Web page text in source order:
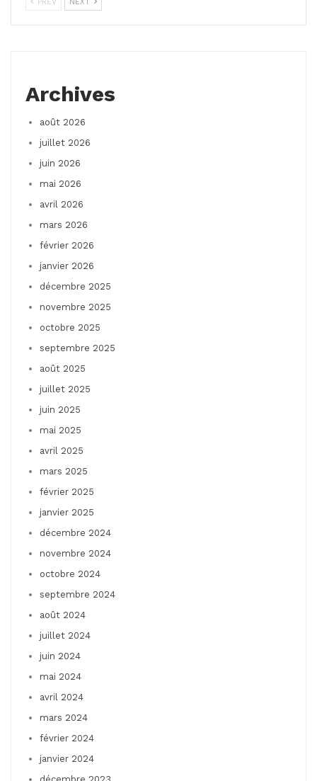
PREV NEXT
Archives
août 2026
juillet 2026
juin 2026
mai 2026
avril 2026
mars 2026
février 2026
janvier 2026
décembre 2025
novembre 2025
octobre 2025
septembre 2025
août 2025
juillet 2025
juin 2025
mai 2025
avril 2025
mars 2025
février 2025
janvier 2025
décembre 2024
novembre 2024
octobre 2024
septembre 2024
août 2024
juillet 2024
juin 2024
mai 2024
avril 2024
mars 2024
février 2024
janvier 2024